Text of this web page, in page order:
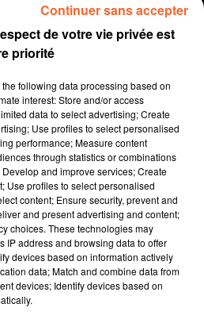
sec
?
et Jacqueline.
de votre vie privée est
priorité
the following data processing based on
interest: Store and/or access
data to select advertising; Create
Use profiles to select personalised
performance; Measure content
through statistics or combinations
and improve services; Create
Use profiles to select personalised
content; Ensure security, prevent and
and present advertising and content;
choices. These technologies may
IP address and browsing data to offer
devices based on information actively
data; Match and combine data from
devices; Identify devices based on
Continuer sans accepter